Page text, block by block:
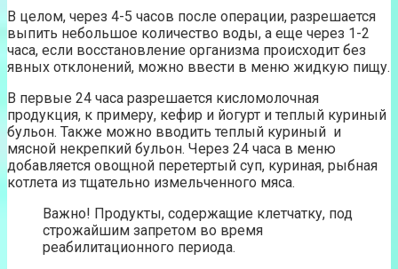
В целом, через 4-5 часов после операции, разрешается
выпить небольшое количество воды, а еще через 1-2
часа, если восстановление организма происходит без
явных отклонений, можно ввести в меню жидкую пищу.
В первые 24 часа разрешается кисломолочная
продукция, к примеру, кефир и йогурт и теплый куриный
бульон. Также можно вводить теплый куриный и
мясной некрепкий бульон. Через 24 часа в меню
добавляется овощной перетертый суп, куриная, рыбная
котлета из тщательно измельченного мяса.
Важно! Продукты, содержащие клетчатку, под
строжайшим запретом во время
реабилитационного периода.